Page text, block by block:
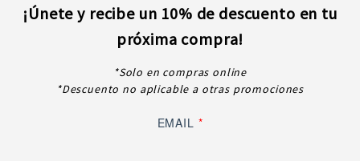
¡Únete y recibe un 10% de descuento en tu
próxima compra!
*Solo en compras online
*Descuento no aplicable a otras promociones
EMAIL *